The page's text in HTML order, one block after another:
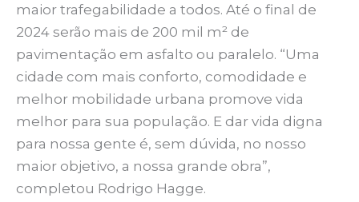
maior trafegabilidade a todos. Até o final de
2024 serão mais de 200 mil m² de
pavimentação em asfalto ou paralelo. “Uma
cidade com mais conforto, comodidade e
melhor mobilidade urbana promove vida
melhor para sua população. E dar vida digna
para nossa gente é, sem dúvida, no nosso
maior objetivo, a nossa grande obra”,
completou Rodrigo Hagge.